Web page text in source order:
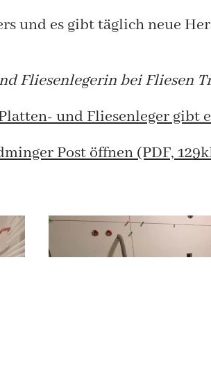
und es gibt täglich neue
Fliesenlegerin bei Fliesen
und Fliesenleger gibt
Post öffnen (PDF,